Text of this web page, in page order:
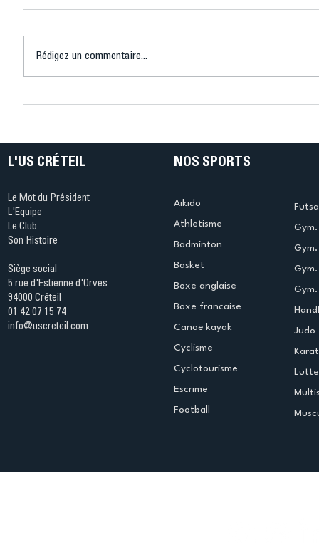
Ping ? Quand le tennis de
termine
Rédigez un commentaire...
L'US CRÉTEIL
Le Mot du Président
L'Equipe
Le Club
Son Histoire
Siège social
5 rue d'Estienne d'Orves
94000 Créteil
01 42 07 15 74
info@uscreteil.com
NOS SPORTS
Aikido
Athletisme
Badminton
Basket
Boxe anglaise
Boxe francaise
Canoë kayak
Cyclisme
Cyclotourisme
Escrime
Football
Judo
Lutte